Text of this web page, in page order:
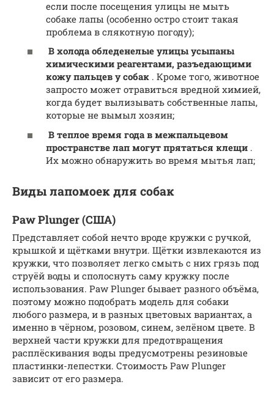
если после посещения улицы не мыть
собаке лапы (особенно остро стоит такая
проблема в слякотную погоду);
В холода обледенелые улицы усыпаны
химическими реагентами, разъедающими
кожу пальцев у собак . Кроме того, животное
запросто может отравиться вредной химией,
когда будет вылизывать собственные лапы,
которые не вымыл хозяин;
В теплое время года в межпальцевом
пространстве лап могут прятаться клещи .
Их можно обнаружить во время мытья лап;
Виды лапомоек для собак
Paw Plunger (США)
Представляет собой нечто вроде кружки с ручкой,
крышкой и щётками внутри. Щётки извлекаются из
кружки, что позволяет легко смыть с них грязь под
струёй воды и сполоснуть саму кружку после
использования. Paw Plunger бывает разного объёма,
поэтому можно подобрать модель для собаки
любого размера, и в разных цветовых вариантах, а
именно в чёрном, розовом, синем, зелёном цвете. В
верхней части кружки для предотвращения
расплёскивания воды предусмотрены резиновые
пластинки-лепестки. Стоимость Paw Plunger
зависит от его размера.